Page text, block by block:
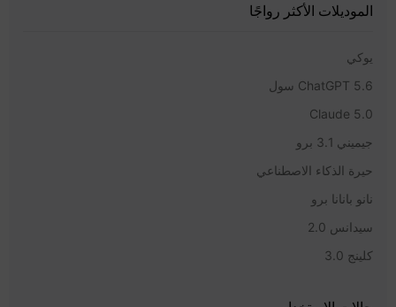
الموديلات الأكثر رواجًا
يوكي
ChatGPT 5.6 سول
Claude 5.0
جيميني 3.1 برو
حيرة الذكاء الاصطناعي
نانو بانانا برو
سيدانس 2.0
كلينج 3.0